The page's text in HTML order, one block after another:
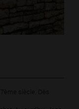
siècle. Dès